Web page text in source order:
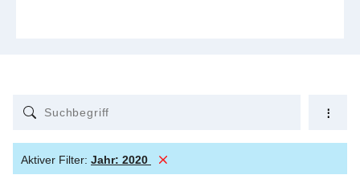
Aktiver Filter: Jahr: 2020